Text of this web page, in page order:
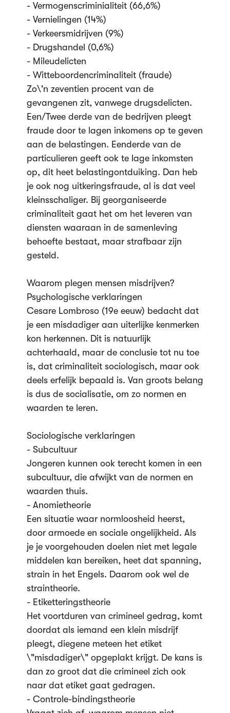
- Vermogenscriminialiteit (66,6%)
- Vernielingen (14%)
- Verkeersmidrijven (9%)
- Drugshandel (0,6%)
- Mileudelicten
- Witteboordencriminaliteit (fraude)
Zo\'n zeventien procent van de
gevangenen zit, vanwege drugsdelicten.
Een/Twee derde van de bedrijven pleegt
fraude door te lagen inkomens op te geven
aan de belastingen. Eenderde van de
particulieren geeft ook te lage inkomsten
op, dit heet belastingontduiking. Dan heb
je ook nog uitkeringsfraude, al is dat veel
kleinsschaliger. Bij georganiseerde
criminaliteit gaat het om het leveren van
diensten waaraan in de samenleving
behoefte bestaat, maar strafbaar zijn
gesteld.
Waarom plegen mensen misdrijven?
Psychologische verklaringen
Cesare Lombroso (19e eeuw) bedacht dat
je een misdadiger aan uiterlijke kenmerken
kon herkennen. Dit is natuurlijk
achterhaald, maar de conclusie tot nu toe
is, dat criminaliteit sociologisch, maar ook
deels erfelijk bepaald is. Van groots belang
is dus de socialisatie, om zo normen en
waarden te leren.
Sociologische verklaringen
- Subcultuur
Jongeren kunnen ook terecht komen in een
subcultuur, die afwijkt van de normen en
waarden thuis.
- Anomietheorie
Een situatie waar normloosheid heerst,
door armoede en sociale ongelijkheid. Als
je je voorgehouden doelen niet met legale
middelen kan bereiken, heet dat spanning,
strain in het Engels. Daarom ook wel de
straintheorie.
- Etiketteringstheorie
Het voortduren van crimineel gedrag, komt
doordat als iemand een klein misdrijf
pleegt, diegene meteen het etiket
\"misdadiger\" opgeplakt krijgt. De kans is
dan zo groot dat die crimineel zich ook
naar dat etiket gaat gedragen.
- Controle-bindingstheorie